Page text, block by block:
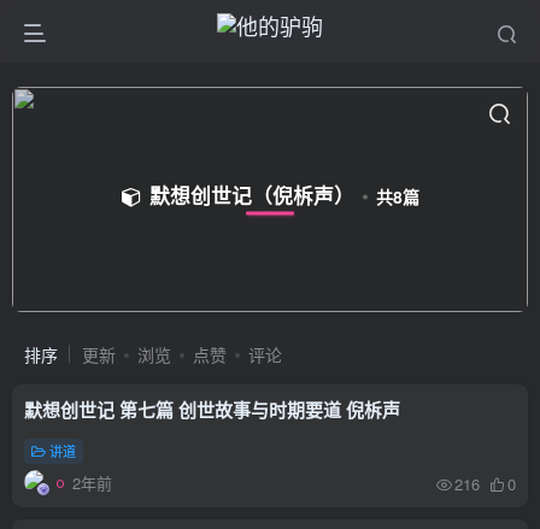
默想创世记（倪柝声） 共8篇
排序 更新 浏览 点赞 评论
默想创世记 第七篇 创世故事与时期要道 倪柝声
讲道
2年前 216 0